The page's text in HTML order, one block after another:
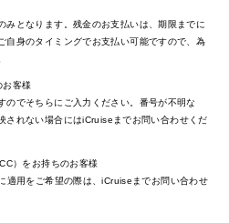
みとなります。残金のお支払いは、期限までに
自身のタイミングでお支払い可能ですので、為
お客様
のでそちらにご入力ください。番号が不明な
されない場合にはiCruiseまでお問い合わせくだ
）をお持ちのお客様
適用をご希望の際は、iCruiseまでお問い合わせ